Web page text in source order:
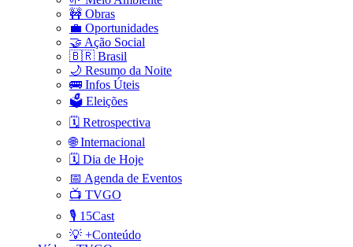
🚧 Obras
💼 Oportunidades
🤝 Ação Social
🇧🇷 Brasil
🌙 Resumo da Noite
🚌 Infos Úteis
🗳️ Eleições
🗓️ Retrospectiva
🌐 Internacional
🗓️ Dia de Hoje
📅 Agenda de Eventos
📺 TVGO
🎙️ 15Cast
💡 +Conteúdo